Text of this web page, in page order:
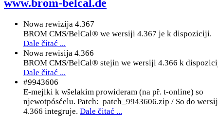
www.brom-belcal.de
Nowa rewizija 4.367
BROM CMS/BelCal® we wersiji 4.367 je k dispoziciji.
Dale čitać ...
Nowa rewisija 4.366
BROM CMS/BelCal® stejin we wersiji 4.366 k
Dale čitać ...
#9943606
E-mejlki k wšelakim prowideram (na př. t-online) so
njewotpósćelu. Patch: patch_9943606.zip / So do
4.366 integruje. Dale čitać ...